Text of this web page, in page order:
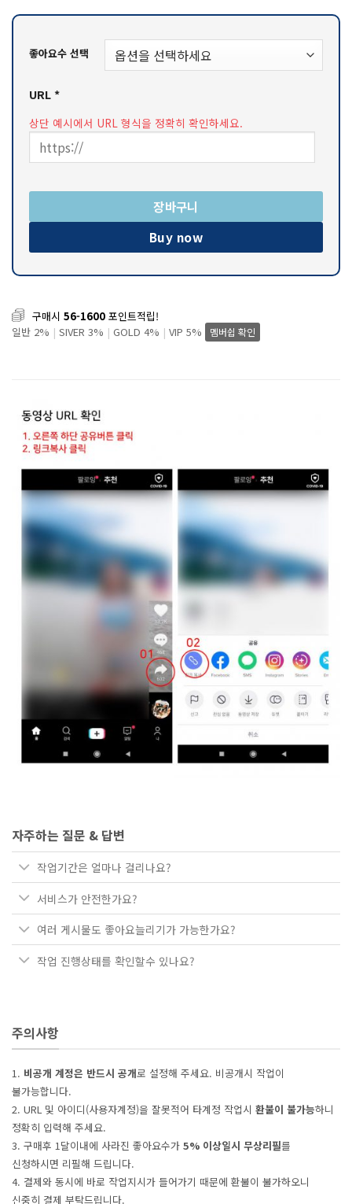
좋아요수 선택
URL*
상단 예시에서 URL 형식을 정확히 확인하세요.
장바구니
Buy now
구매시 56-1600 포인트적립!
일반 2% | SIVER 3% | GOLD 4% | VIP 5% 멤버쉽 확인
자주하는 질문 & 답변
작업기간은 얼마나 걸리나요?
서비스가 안전한가요?
여러 게시물도 좋아요늘리기가 가능한가요?
작업 진행상태를 확인할수 있나요?
주의사항
1. 비공개 계정은 반드시 공개로 설정해 주세요. 비공개시 작업이
불가능합니다.
2. URL 및 아이디(사용자계정)을 잘못적어 타계정 작업시 환불이 불가능하니
정확히 입력해 주세요.
3. 구매후 1달이내에 사라진 좋아요수가 5% 이상일시 무상리필를
신청하시면 리필해 드립니다.
4. 결제와 동시에 바로 작업지시가 들어가기 때문에 환불이 불가하오니
신중히 결제 부탁드립니다.